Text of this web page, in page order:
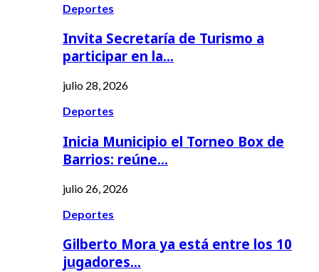
Deportes
Invita Secretaría de Turismo a
participar en la…
julio 28, 2026
Deportes
Inicia Municipio el Torneo Box de
Barrios: reúne…
julio 26, 2026
Deportes
Gilberto Mora ya está entre los 10
jugadores…